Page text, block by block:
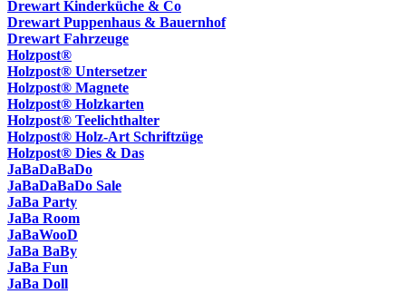
Drewart Kinderküche & Co
Drewart Puppenhaus & Bauernhof
Drewart Fahrzeuge
Holzpost®
Holzpost® Untersetzer
Holzpost® Magnete
Holzpost® Holzkarten
Holzpost® Teelichthalter
Holzpost® Holz-Art Schriftzüge
Holzpost® Dies & Das
JaBaDaBaDo
JaBaDaBaDo Sale
JaBa Party
JaBa Room
JaBaWooD
JaBa BaBy
JaBa Fun
JaBa Doll